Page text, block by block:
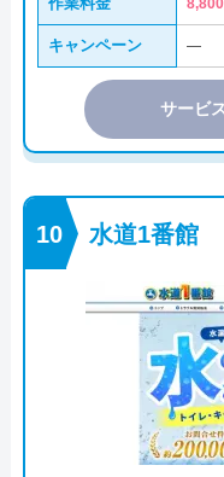
キャンペーン ―
サービ
水道1番館